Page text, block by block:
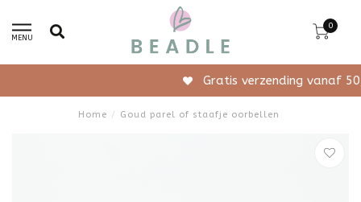
MENU
0
Gratis verzending vanaf 50,-
Home / Goud parel of staafje oorbellen